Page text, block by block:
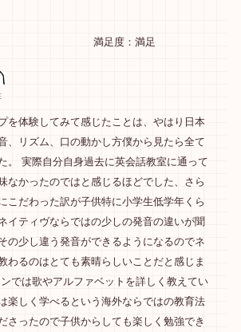
満足度：満足
を体験してみて感じたことは、やはり日本
、リズム、口の動かし方僕から見たら全て
。 実際自分自身過去に英会話教室に通って
なかったのではと感じるほどでした、さら
こだわった訳が子供特に小学生低学年くら
イティヴならではの少しの発音の違いが聞
の少し違う発音ができるようになるのでネ
わるのはとても素晴らしいことだと感じま
では歌やアルファベットを詳しく教えてい
楽しく学べるという海外ならではの教育法
さったので子供からしても楽しく勉強でき